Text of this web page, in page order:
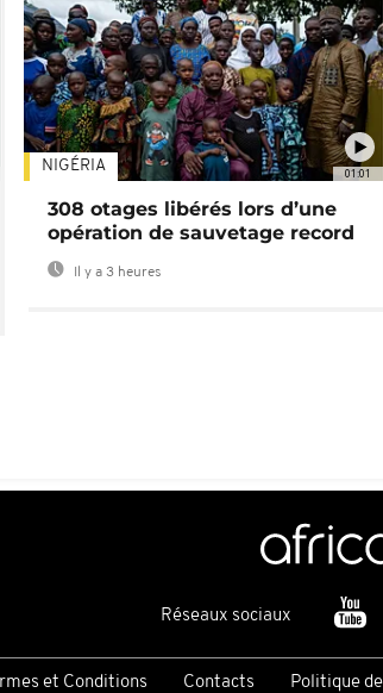
01:01
NIGÉRIA
308 otages libérés lors d’une
opération de sauvetage record
Il y a 3 heures
Réseaux sociaux
et Conditions Contacts Politique